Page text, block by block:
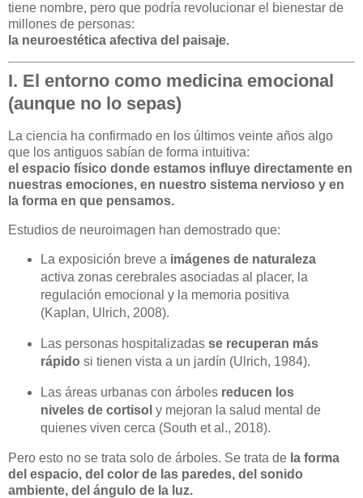
tiene nombre, pero que podría revolucionar el bienestar de
millones de personas:
la neuroestética afectiva del paisaje.
I. El entorno como medicina emocional
(aunque no lo sepas)
La ciencia ha confirmado en los últimos veinte años algo
que los antiguos sabían de forma intuitiva:
el espacio físico donde estamos influye directamente en
nuestras emociones, en nuestro sistema nervioso y en
la forma en que pensamos.
Estudios de neuroimagen han demostrado que:
La exposición breve a imágenes de naturaleza
activa zonas cerebrales asociadas al placer, la
regulación emocional y la memoria positiva
(Kaplan, Ulrich, 2008).
Las personas hospitalizadas se recuperan más
rápido si tienen vista a un jardín (Ulrich, 1984).
Las áreas urbanas con árboles reducen los
niveles de cortisol y mejoran la salud mental de
quienes viven cerca (South et al., 2018).
Pero esto no se trata solo de árboles. Se trata de la forma
del espacio, del color de las paredes, del sonido
ambiente, del ángulo de la luz.